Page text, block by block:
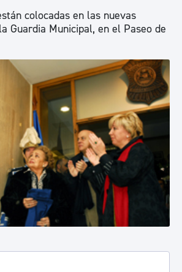
colocadas en las nuevas
Guardia Municipal, en el Paseo de